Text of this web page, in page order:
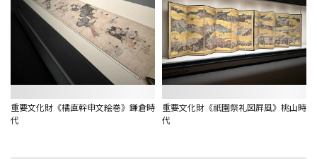
重要文化財《橘直幹申文絵巻》鎌倉時
代
重要文化財《祇園祭礼図屛風》桃山時
代